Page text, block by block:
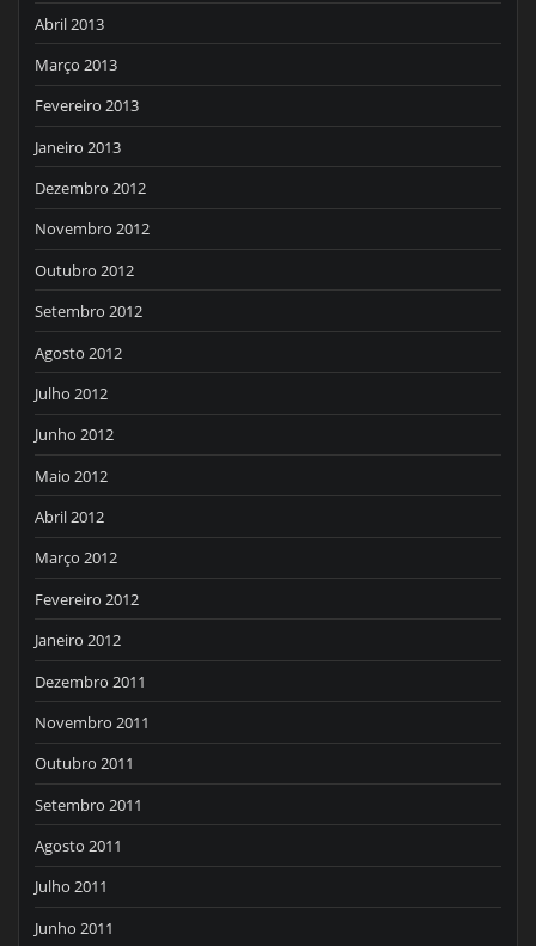
Abril 2013
Março 2013
Fevereiro 2013
Janeiro 2013
Dezembro 2012
Novembro 2012
Outubro 2012
Setembro 2012
Agosto 2012
Julho 2012
Junho 2012
Maio 2012
Abril 2012
Março 2012
Fevereiro 2012
Janeiro 2012
Dezembro 2011
Novembro 2011
Outubro 2011
Setembro 2011
Agosto 2011
Julho 2011
Junho 2011